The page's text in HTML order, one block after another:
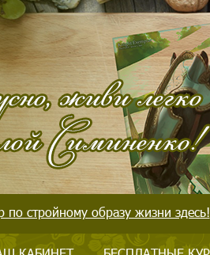
по стройному образу жизни здесь!